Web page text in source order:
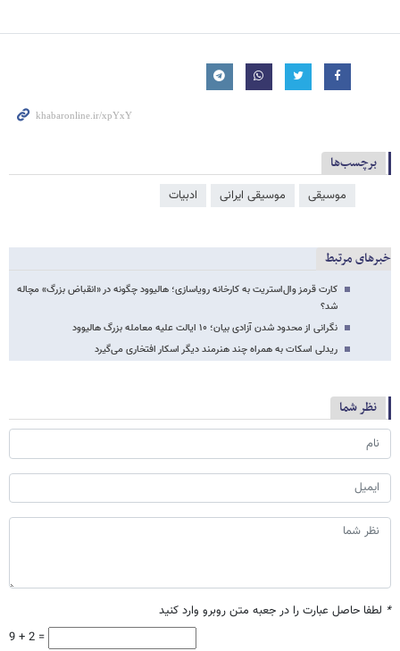
برچسب‌ها
موسیقی موسیقی ایرانی ادبیات
خبرهای مرتبط
کارت قرمز وال‌استریت به کارخانه رویاسازی؛ هالیوود چگونه در «انقباض بزرگ» مچاله
شد؟
نگرانی از محدود شدن آزادی بیان؛ ۱۰ ایالت علیه معامله بزرگ هالیوود
ریدلی اسکات به همراه چند هنرمند دیگر اسکار افتخاری می‌گیرد
نظر شما
* لطفا حاصل عبارت را در جعبه متن روبرو وارد کنید
9 + 2 =